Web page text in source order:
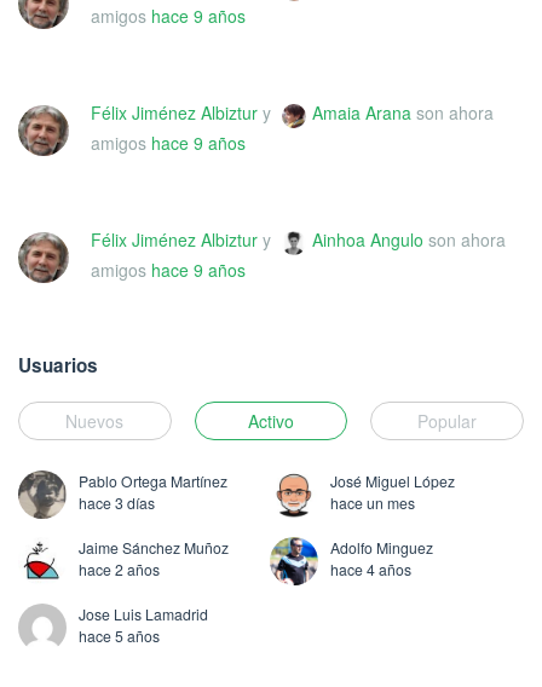
amigos hace 9 años
Félix Jiménez Albiztur y Amaia Arana son ahora
amigos hace 9 años
Félix Jiménez Albiztur y Ainhoa Angulo son ahora
amigos hace 9 años
Usuarios
Nuevos Activo Popular
Pablo Ortega Martínez
hace 3 días
José Miguel López
hace un mes
Jaime Sánchez Muñoz
hace 2 años
Adolfo Minguez
hace 4 años
Jose Luis Lamadrid
hace 5 años